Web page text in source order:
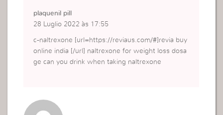
plaquenil pill
28 Luglio 2022 às 17:55
c-naltrexone [url=https://reviaus.com/#]revia buy
online india [/url] naltrexone for weight loss dosa
ge can you drink when taking naltrexone